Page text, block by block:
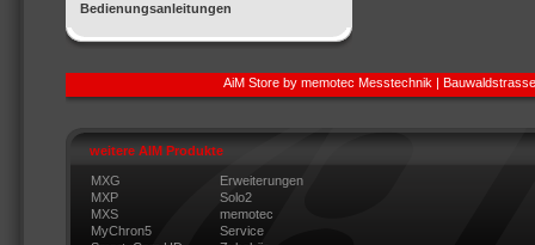
Bedienungsanleitungen
AiM Store by memotec Messtechnik |
weitere AIM Produkte
MXG
Erweiterungen
MXP
Solo2
MXS
memotec
MyChron5
Service